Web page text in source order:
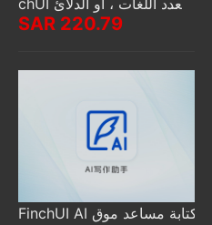
ل الفرعية للدعم أو الوصول ا
في ذلك أسماء نطاقات المست
SAR 220.79
FinchUI AI كتابة مساعد موق